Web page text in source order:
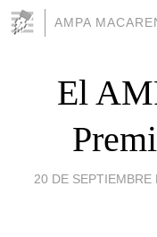
AMPA
El
20 DE